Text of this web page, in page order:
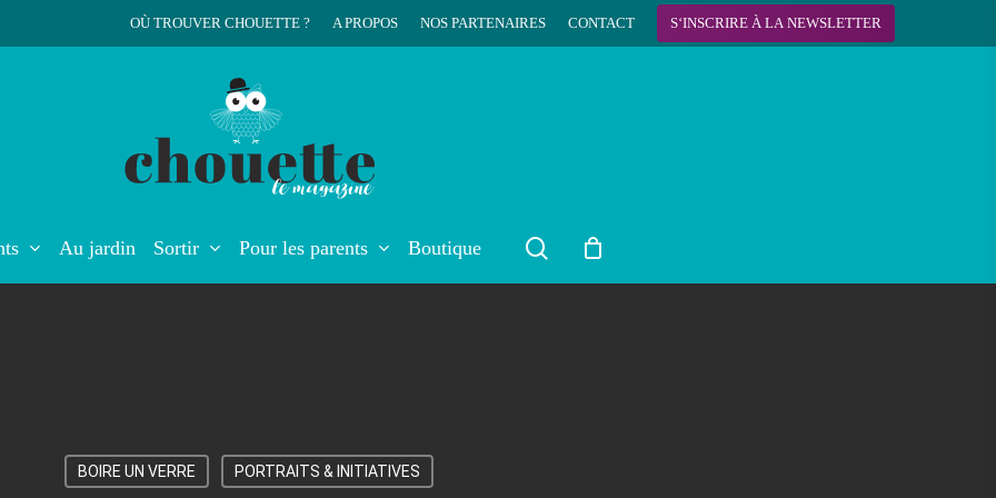
OÙ TROUVER CHOUETTE ? A PROPOS NOS PARTENAIRES CONTACT S‘INSCRIRE À LA NEWSLETTER
Au jardin Sortir Pour les parents Boutique search
BOIRE UN VERRE PORTRAITS & INITIATIVES